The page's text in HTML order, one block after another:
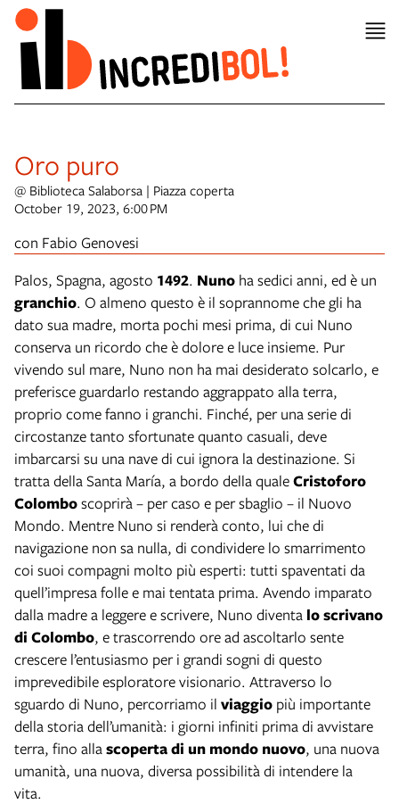
Oro puro
@ Biblioteca Salaborsa | Piazza coperta
October 19, 2023, 6:00 PM
con Fabio Genovesi
Palos, Spagna, agosto 1492. Nuno ha sedici anni, ed è un
granchio. O almeno questo è il soprannome che gli ha
dato sua madre, morta pochi mesi prima, di cui Nuno
conserva un ricordo che è dolore e luce insieme. Pur
vivendo sul mare, Nuno non ha mai desiderato solcarlo, e
preferisce guardarlo restando aggrappato alla terra,
proprio come fanno i granchi. Finché, per una serie di
circostanze tanto sfortunate quanto casuali, deve
imbarcarsi su una nave di cui ignora la destinazione. Si
tratta della Santa María, a bordo della qualeCristoforo
Colomboscoprirà – per caso e per sbaglio – il Nuovo
Mondo. Mentre Nuno si renderà conto, lui che di
navigazione non sa nulla, di condividere lo smarrimento
coi suoi compagni molto più esperti: tutti spaventati da
quell’impresa folle e mai tentata prima. Avendo imparato
dalla madre a leggere e scrivere, Nuno diventa lo scrivano
di Colombo, e trascorrendo ore ad ascoltarlo sente
crescere l’entusiasmo per i grandi sogni di questo
imprevedibile esploratore visionario. Attraverso lo
sguardo di Nuno, percorriamo il viaggio più importante
della storia dell’umanità: i giorni infiniti prima di avvistare
terra, fino allascoperta di un mondo nuovo, una nuova
umanità, una nuova, diversa possibilità di intendere la
vita.